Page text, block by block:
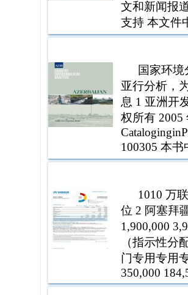
文和新闻报
支持 本文件
织和政府的
国家环境
亚行分析，
息 1 亚洲开
权所有 2005
100305 本
发银行或其
1010 万
位 2 阿塞拜
1,900,000
（指示性分
门专用专用
350,000